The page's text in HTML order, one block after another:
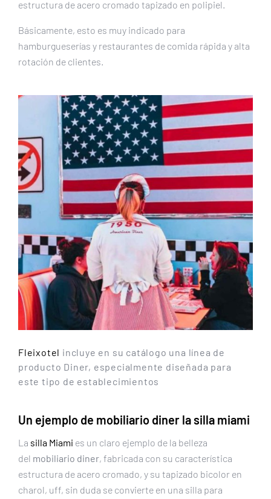
estructura de acero cromado tapizado en polipiel.
Básicamente, esto es muy indicado para
hamburgueserías y restaurantes de comida rápida y alta
rotación de clientes.
Fleixotel incluye en su catálogo una línea de
producto Diner, especialmente diseñada para
este tipo de establecimientos
Un ejemplo de mobiliario diner la silla miami
La silla Miami es un claro ejemplo de la belleza
del mobiliario diner, fabricada con su característica
estructura de acero cromado, y su tapizado bicolor en
charol, uff, sin duda se convierte en una silla para